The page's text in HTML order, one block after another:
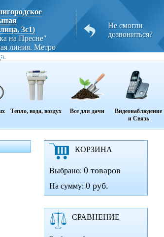
3с1)
на Пресне"
линия. Метро
Не смогли
дозвониться?
Тепло, вода, воздух Все для дачи
Видеонаблюдение
и Связь
КОРЗИНА
Выбрано: 0 товаров
На сумму: 0 руб.
СРАВНЕНИЕ